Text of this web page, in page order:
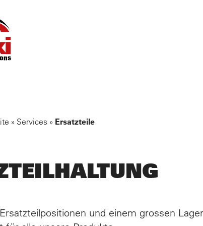
SERVICES
ALLISON
Services Ersatzteile
und einem grossen